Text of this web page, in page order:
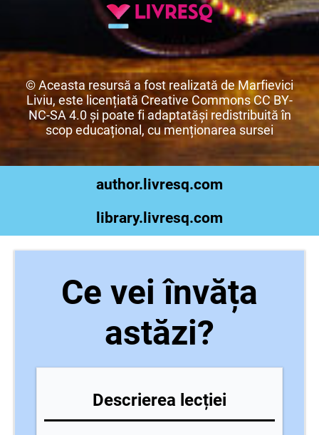
© Aceasta resursă a fost realizată de Marfievici
Liviu, este licențiată Creative Commons CC BY-
NC-SA 4.0 și poate fi adaptatăși redistribuită în
scop educațional, cu menționarea sursei
author.livresq.com
library.livresq.com
Ce vei învăța
astăzi?
Descrierea lecției